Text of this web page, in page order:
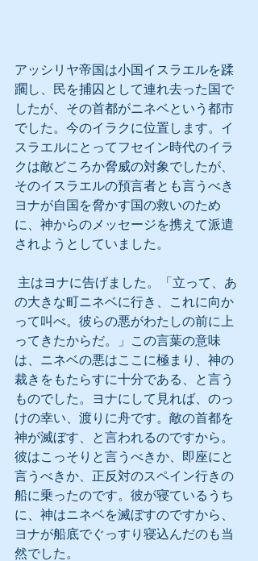
アッシリヤ帝国は小国イスラエルを蹂
躙し、民を捕囚として連れ去った国で
したが、その首都がニネベという都市
でした。今のイラクに位置します。イ
スラエルにとってフセイン時代のイラ
クは敵どころか脅威の対象でしたが、
そのイスラエルの預言者とも言うべき
ヨナが自国を脅かす国の救いのため
に、神からのメッセージを携えて派遣
されようとしていました。
の大きな町ニネベに行き、これに向か
って叫べ。彼らの悪がわたしの前に上
ってきたからだ。」この言葉の意味
は、ニネベの悪はここに極まり、神の
裁きをもたらすに十分である、と言う
ものでした。ヨナにして見れば、のっ
けの幸い、渡りに舟です。敵の首都を
神が滅ぼす、と言われるのですから。
彼はこっそりと言うべきか、即座にと
言うべきか、正反対のスペイン行きの
船に乗ったのです。彼が寝ているうち
に、神はニネベを滅ぼすのですから、
ヨナが船底でぐっすり寝込んだのも当
然でした。